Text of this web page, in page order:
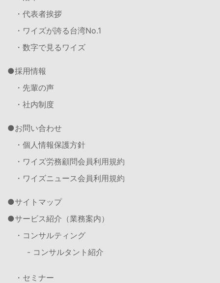
・代表者挨拶
・ワイズが誇る台湾No.1
・数字で見るワイズ
採用情報
・先輩の声
・社内制度
お問い合わせ
・個人情報保護方針
・ワイズ労務顧問会員利用規約
・ワイズニュース会員利用規約
サイトマップ
サービス紹介（業務案内）
・コンサルティング
- コンサルタント紹介
・セミナー